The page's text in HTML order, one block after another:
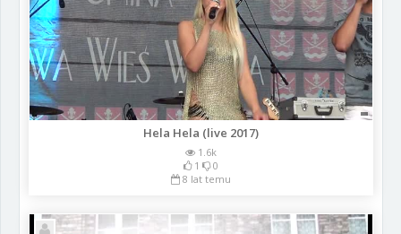
Hela Hela (live 2017)
1.6k
1
0
8 lat temu